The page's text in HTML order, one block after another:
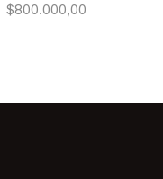
$800.000,00